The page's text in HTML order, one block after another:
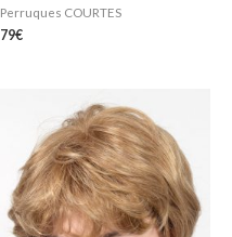
Perruques COURTES
79€